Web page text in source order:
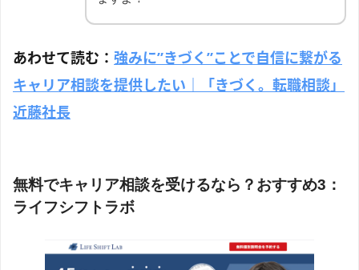
あわせて読む： 強みに”きづく”ことで自信に繋がる
キャリア相談を提供したい｜「きづく。転職相談」
近藤社長
無料でキャリア相談を受けるなら？おすすめ3：
ライフシフトラボ